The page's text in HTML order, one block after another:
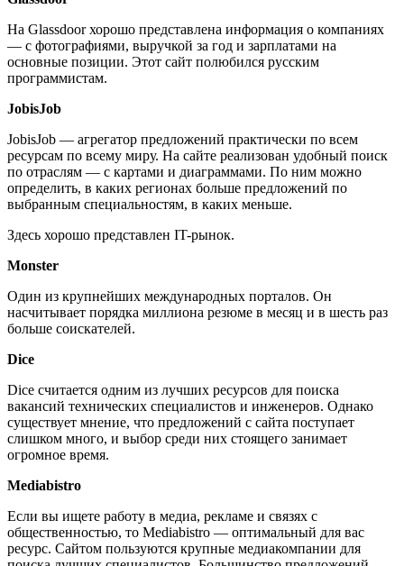
На Glassdoor хорошо представлена информация о компаниях
— с фотографиями, выручкой за год и зарплатами на
основные позиции. Этот сайт полюбился русским
программистам.
JobisJob
JobisJob — агрегатор предложений практически по всем
ресурсам по всему миру. На сайте реализован удобный поиск
по отраслям — с картами и диаграммами. По ним можно
определить, в каких регионах больше предложений по
выбранным специальностям, в каких меньше.
Здесь хорошо представлен IT-рынок.
Monster
Один из крупнейших международных порталов. Он
насчитывает порядка миллиона резюме в месяц и в шесть раз
больше соискателей.
Dice
Dice считается одним из лучших ресурсов для поиска
вакансий технических специалистов и инженеров. Однако
существует мнение, что предложений с сайта поступает
слишком много, и выбор среди них стоящего занимает
огромное время.
Mediabistro
Если вы ищете работу в медиа, рекламе и связях с
общественностью, то Mediabistro — оптимальный для вас
ресурс. Сайтом пользуются крупные медиакомпании для